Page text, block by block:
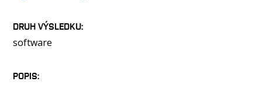
DRUH VÝSLEDKU
software
POPIS